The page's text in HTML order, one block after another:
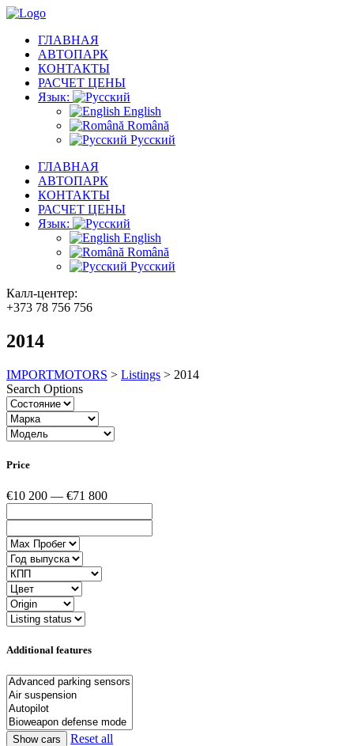
ГЛАВНАЯ
АВТОПАРК
КОНТАКТЫ
РАСЧЕТ ЦЕНЫ
Язык:
English
Română
Русский
ГЛАВНАЯ
АВТОПАРК
КОНТАКТЫ
РАСЧЕТ ЦЕНЫ
Язык:
English
Română
Русский
Калл-центер:
+373 78 756 756
2014
IMPORTMOTORS > Listings > 2014
Search Options
Price
€10 200 — €71 800
Additional features
Reset all